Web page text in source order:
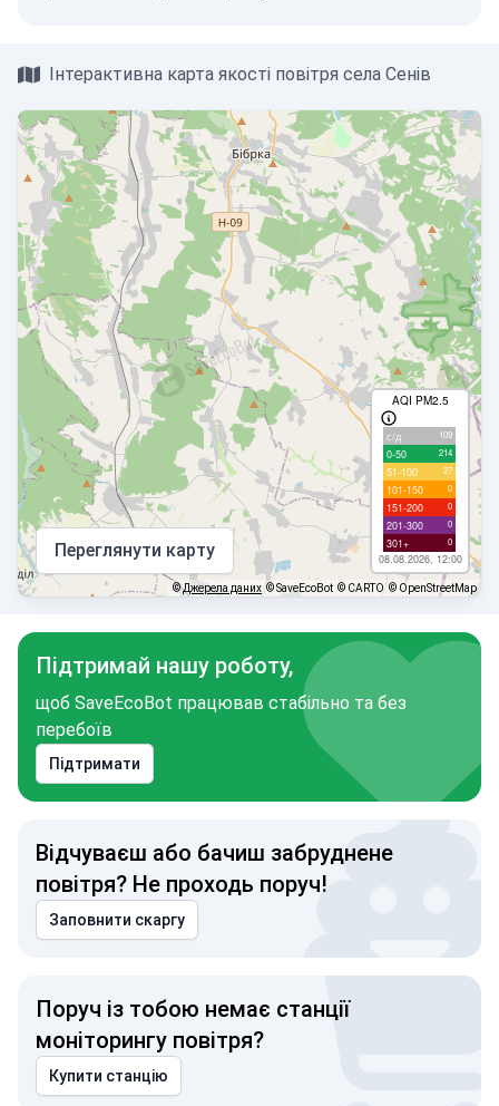
Інтерактивна карта якості повітря села Сенів
AQI PM2.5
с/д 109
0-50 214
51-100 27
101-150 0
151-200 0
201-300 0
301+ 0
08.08.2026, 12:00
Переглянути карту
©Джерела даних © SaveEcoBot © CARTO © OpenStreetMap
Підтримай нашу роботу,
щоб SaveEcoBot працював стабільно та без
перебоїв
Підтримати
Відчуваєш або бачиш забруднене
повітря? Не проходь поруч!
Заповнити скаргу
Поруч із тобою немає станції
моніторингу повітря?
Купити станцію